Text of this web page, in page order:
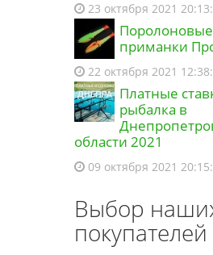
23 октября 2021
приманки
22 октября 2021
Платные
рыбалка в
области 2021
09 октября 2021
Выбор
покупателей